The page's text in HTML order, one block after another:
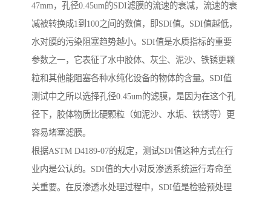
47mm，孔径0.45um的SDI滤膜的流速的衰减，流速的衰
减被转换成1到100之间的数值，即SDI值。SDI值越低，
水对膜的污染阻塞趋势越小。SDI值是水质指标的重要
参数之一，它表征了水中胶体、灰尘、泥沙、铁锈更颗
粒和其他能阻塞各种水纯化设备的物体的含量。SDI值
测试中之所以选择孔径0.45um的滤膜，是因为在这个孔
径下，胶体物质比硬颗粒（如泥沙、水垢、铁锈等）更
容易堵塞滤膜。
根据ASTM D4189-07的规定，测试SDI值这种方式在行
业内是公认的。SDI值的大小对反渗透系统运行寿命至
关重要。在反渗透水处理过程中，SDI值是检验预处理